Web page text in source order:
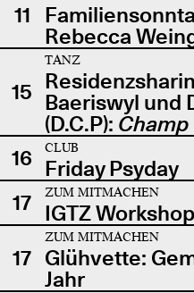
11
Rebecca
15
TANZ
Baeriswyl und
(D.C.P): Champ
16
CLUB
Friday Psyday
17
ZUM MITMACHEN
IGTZ Workshop
17
ZUM MITMACHEN
Glühvette:
Jahr